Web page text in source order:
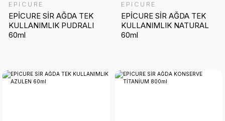
EPİCURE
EPİCURE SİR AĞDA TEK
KULLANIMLIK PUDRALI
60ml
EPİCURE
EPİCURE SİR AĞDA TEK
KULLANIMLIK NATURAL
60ml